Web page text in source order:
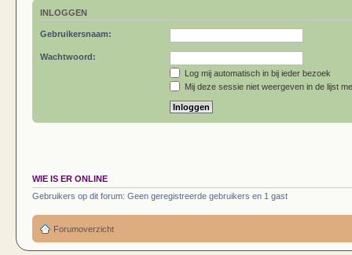
INLOGGEN
Gebruikersnaam:
Wachtwoord:
Log mij automatisch in bij ieder bezoek
Mij deze sessie niet weergeven in de lijst
WIE IS ER ONLINE
Gebruikers op dit forum: Geen geregistreerde gebruikers en 1 gast
Forumoverzicht